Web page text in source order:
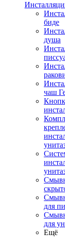
биде
душа
чаш
для
для
Ещё